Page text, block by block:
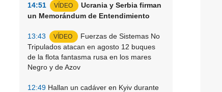
14:51 VÍDEO
Ucrania y Serbia firman
un Memorándum de Entendimiento
13:43 VÍDEO
Fuerzas de Sistemas No
Tripulados atacan en agosto 12 buques
de la flota fantasma rusa en los mares
Negro y de Azov
12:49 Hallan un cadáver en Kyiv durante